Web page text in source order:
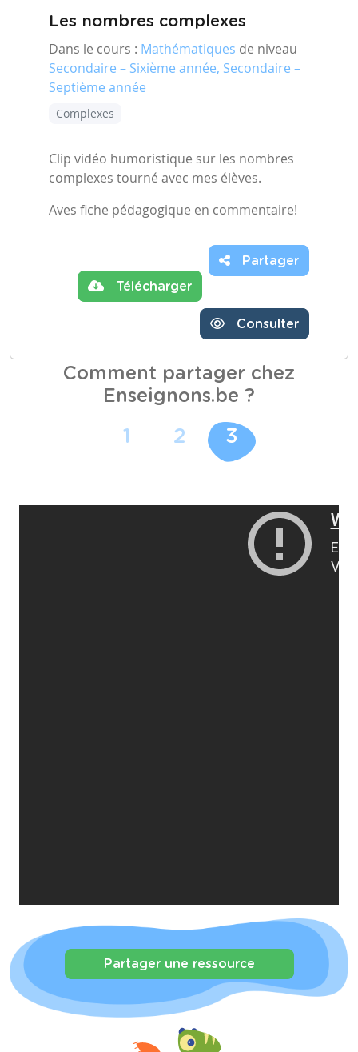
Les nombres complexes
Dans le cours : Mathématiques de niveau
Secondaire – Sixième année, Secondaire –
Septième année
Complexes
Clip vidéo humoristique sur les nombres
complexes tourné avec mes élèves.
Aves fiche pédagogique en commentaire!
Télécharger
Partager
Consulter
Comment partager chez
Enseignons.be ?
1 2 3
Partager une ressource